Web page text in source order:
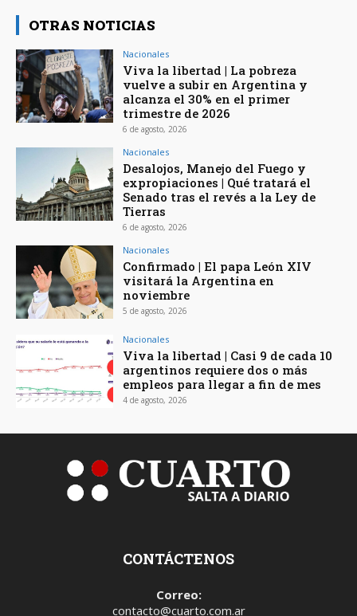
OTRAS NOTICIAS
Nacionales
Viva la libertad | La pobreza
vuelve a subir en Argentina y
alcanza el 30% en el primer
trimestre de 2026
6 de agosto, 2026
Nacionales
Desalojos, Manejo del Fuego y
expropiaciones | Qué tratará el
Senado tras el revés a la Ley de
Tierras
6 de agosto, 2026
Nacionales
Confirmado | El papa León XIV
visitará la Argentina en
noviembre
5 de agosto, 2026
Nacionales
Viva la libertad | Casi 9 de cada 10
argentinos requiere dos o más
empleos para llegar a fin de mes
4 de agosto, 2026
CONTÁCTENOS
Correo:
contacto@cuarto.com.ar